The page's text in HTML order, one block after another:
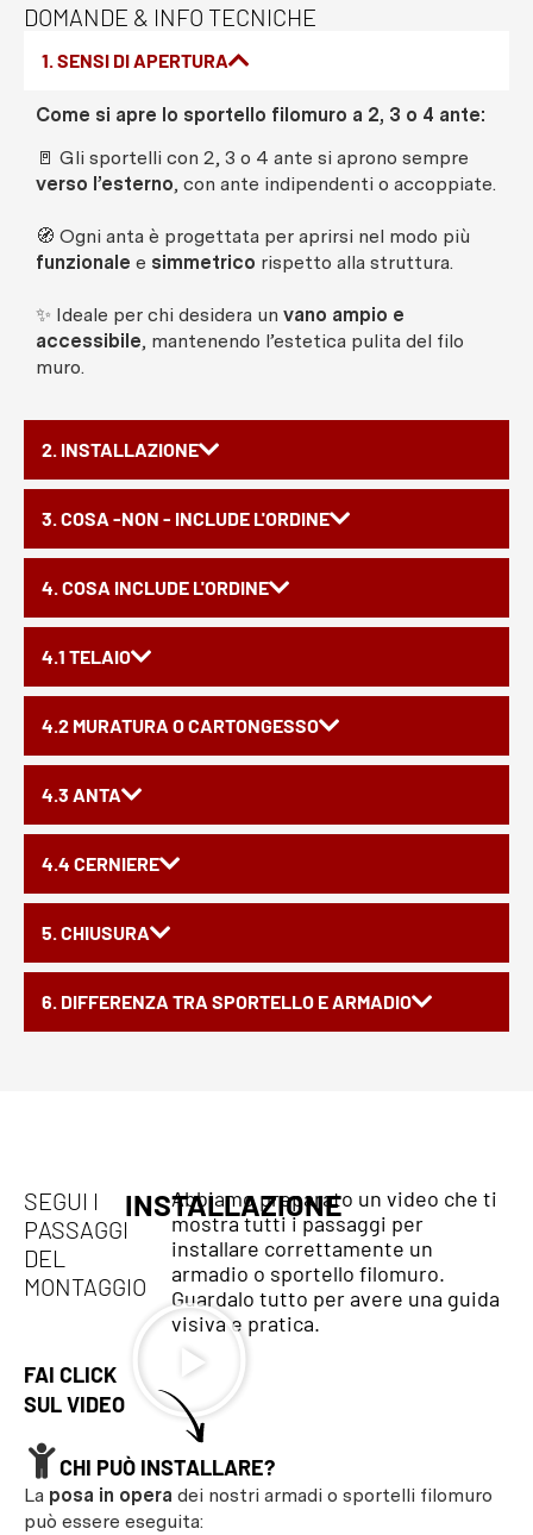
DOMANDE & INFO TECNICHE
1. SENSI DI APERTURA
2. INSTALLAZIONE
3. COSA -NON - INCLUDE L'ORDINE
4. COSA INCLUDE L'ORDINE
4.1 TELAIO
4.2 MURATURA O CARTONGESSO
4.3 ANTA
4.4 CERNIERE
5. CHIUSURA
6. DIFFERENZA TRA SPORTELLO E ARMADIO
Come si apre lo sportello filomuro a 2, 3 o 4 ante:
🚪 Gli sportelli con 2, 3 o 4 ante si aprono sempre
verso l’esterno, con ante indipendenti o accoppiate.
🧭 Ogni anta è progettata per aprirsi nel modo più
funzionale e simmetrico rispetto alla struttura.
✨ Ideale per chi desidera un vano ampio e
accessibile, mantenendo l’estetica pulita del filo
muro.
SEGUI I
PASSAGGI
DEL
MONTAGGIO
INSTALLAZIONE
Abbiamo preparato un video che ti
mostra tutti i passaggi per
installare correttamente un
armadio o sportello filomuro.
Guardalo tutto per avere una guida
visiva e pratica.
FAI CLICK
SUL VIDEO
CHI PUÒ INSTALLARE?
La posa in opera dei nostri armadi o sportelli filomuro
può essere eseguita: